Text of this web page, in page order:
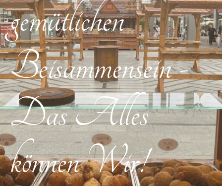
gemütlichen
Beisammensein -
Das Alles
können Wir!